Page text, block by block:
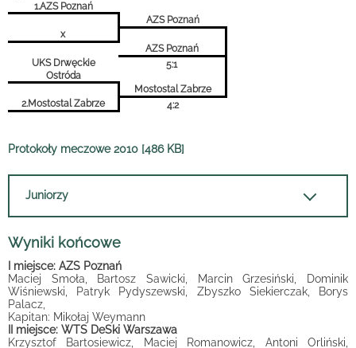
1.AZS Poznań
AZS Poznań
x
AZS Poznań
UKS Drwęckie
Ostróda
5:1
Mostostal Zabrze
2.Mostostal Zabrze
4:2
Protokoły meczowe 2010 [486 KB]
Juniorzy
Wyniki końcowe
I miejsce: AZS Poznań
Maciej Smoła, Bartosz Sawicki, Marcin Grzesiński, Dominik
Wiśniewski, Patryk Pydyszewski, Zbyszko Siekierczak, Borys
Palacz,
Kapitan: Mikołaj Weymann
II miejsce: WTS DeSki Warszawa
Krzysztof Bartosiewicz, Maciej Romanowicz, Antoni Orliński,